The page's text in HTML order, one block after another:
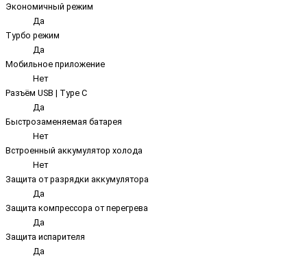
Экономичный режим
Да
Турбо режим
Да
Мобильное приложение
Нет
Разъём USB | Type C
Да
Быстрозаменяемая батарея
Нет
Встроенный аккумулятор холода
Нет
Защита от разрядки аккумулятора
Да
Защита компрессора от перегрева
Да
Защита испарителя
Да